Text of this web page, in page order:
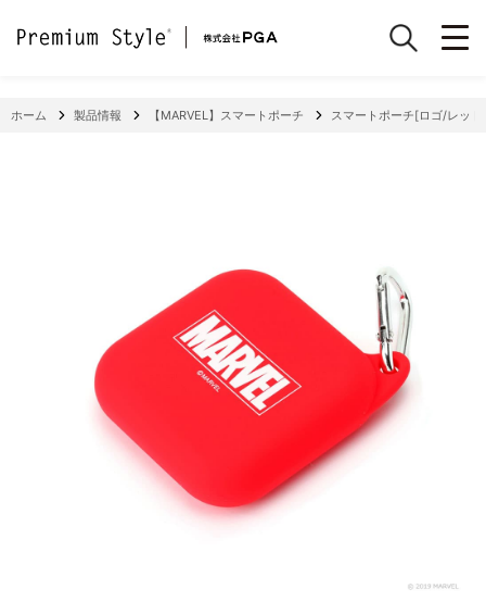
ホーム 製品情報 【MARVEL】スマートポーチ スマートポーチ[ロゴ/レッド]